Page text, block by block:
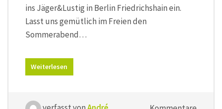
ins Jäger&Lustig in Berlin Friedrichshain ein.
Lasst uns gemütlich im Freien den
Sommerabend…
Weiterlesen